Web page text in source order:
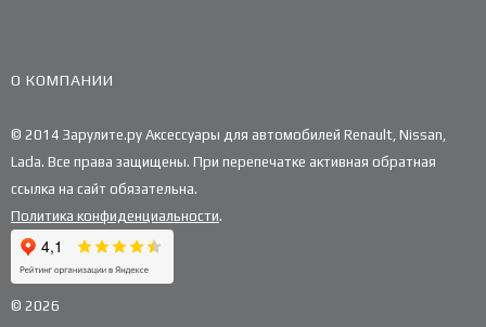
О КОМПАНИИ
© 2014 Зарулите.ру Аксессуары для автомобилей Renault, Nissan,
Lada. Все права защищены. При перепечатке активная обратная
ссылка на сайт обязательна.
Политика конфиденциальности.
© 2026